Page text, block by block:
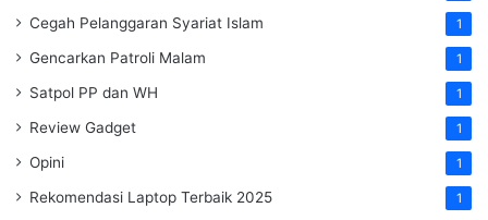
Cegah Pelanggaran Syariat Islam 1
Gencarkan Patroli Malam 1
Satpol PP dan WH 1
Review Gadget 1
Opini 1
Rekomendasi Laptop Terbaik 2025 1